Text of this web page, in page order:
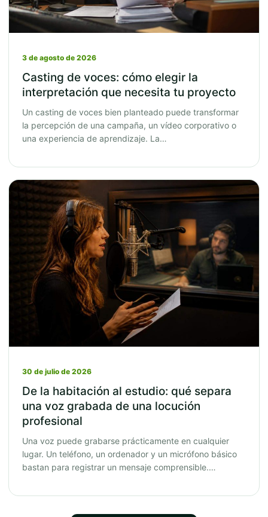
3 de agosto de 2026
Casting de voces: cómo elegir la
interpretación que necesita tu proyecto
Un casting de voces bien planteado puede transformar
la percepción de una campaña, un vídeo corporativo o
una experiencia de aprendizaje. La…
30 de julio de 2026
De la habitación al estudio: qué separa
una voz grabada de una locución
profesional
Una voz puede grabarse prácticamente en cualquier
lugar. Un teléfono, un ordenador y un micrófono básico
bastan para registrar un mensaje comprensible.…